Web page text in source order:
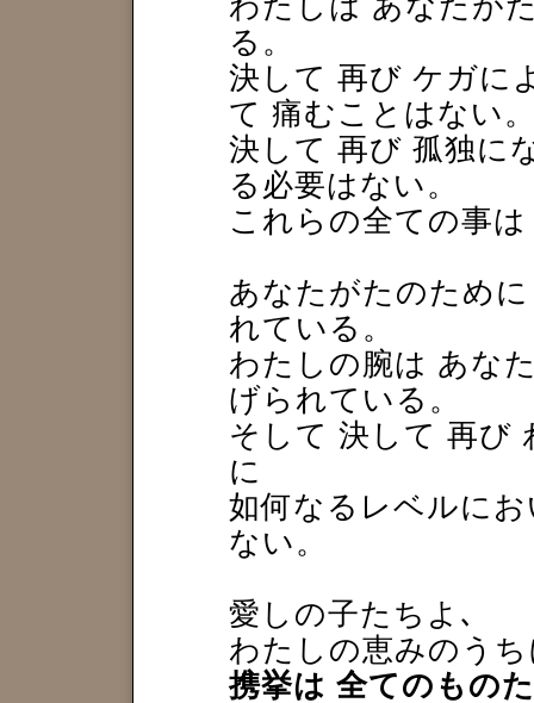
る。
決して 再び ケガに
て 痛むことはない
決して 再び 孤独に
る必要はない。
これらの全ての事
あなたがたのため
れている。
わたしの腕は あな
げられている。
そして 決して 再び
に
如何なるレベルに
ない。
愛しの子たちよ､
わたしの恵みのう
携挙は 全てのもの